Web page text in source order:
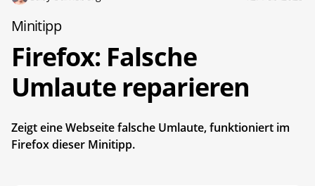
Minitipp
Firefox: Falsche
Umlaute reparieren
Zeigt eine Webseite falsche Umlaute, funktioniert im
Firefox dieser Minitipp.